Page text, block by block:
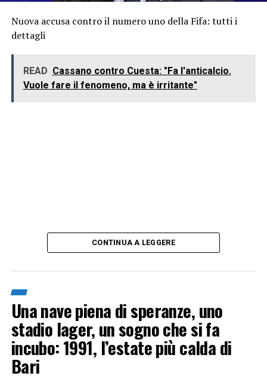
Nuova accusa contro il numero uno della Fifa: tutti i
dettagli
READ Cassano contro Cuesta: "Fa l'anticalcio.
Vuole fare il fenomeno, ma è irritante"
CONTINUA A LEGGERE
Una nave piena di speranze, uno
stadio lager, un sogno che si fa
incubo: 1991, l’estate più calda di
Bari